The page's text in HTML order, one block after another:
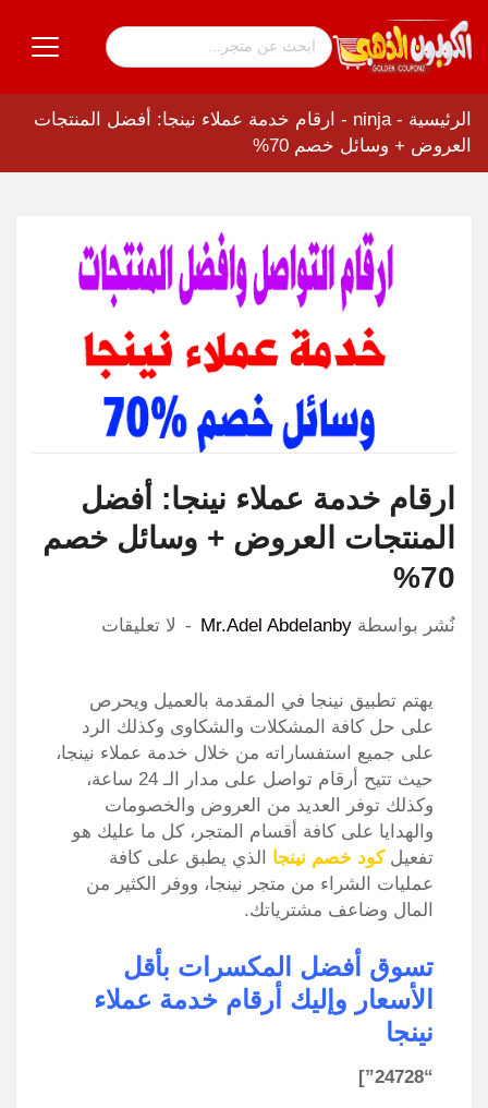
الرئيسية -
ninja
- ارقام خدمة عملاء نينجا: أفضل المنتجات
العروض + وسائل خصم 70%
ارقام خدمة عملاء نينجا: أفضل
المنتجات العروض + وسائل خصم
70%
نٌشر بواسطة Mr.Adel Abdelanby لا تعليقات
يهتم تطبيق نينجا في المقدمة بالعميل ويحرص
على حل كافة المشكلات والشكاوى وكذلك الرد
على جميع استفساراته من خلال خدمة عملاء نينجا،
حيث تتيح أرقام تواصل على مدار الـ 24 ساعة،
وكذلك توفر العديد من العروض والخصومات
والهدايا على كافة أقسام المتجر، كل ما عليك هو
تفعيلكود خصم نينجا الذي يطبق على كافة
عمليات الشراء من متجر نينجا، ووفر الكثير من
المال وضاعف مشترياتك.
تسوق أفضل المكسرات بأقل
الأسعار وإليك أرقام خدمة عملاء
نينجا
“24728”]